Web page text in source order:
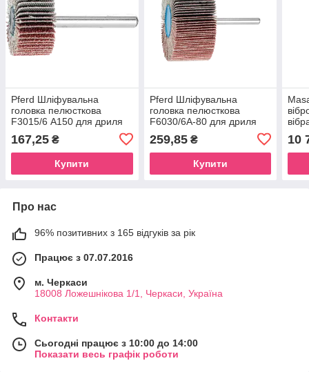
Pferd Шліфувальна
головка пелюсткова
F3015/6 А150 для дриля
167,25 ₴
Купити
Pferd Шліфувальна
головка пелюсткова
F6030/6А-80 для дриля
259,85₴
Купити
10
Про нас
96% позитивних з 165 відгуків за рік
Працює з 07.07.2016
м. Черкаси
18008 Ложешнікова 1/1, Черкаси, Україна
Контакти
Сьогодні працює з 10:00 до 14:00
Показати весь графік роботи